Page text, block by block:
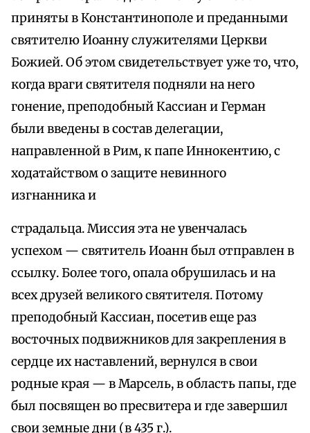
приняты в Константинополе и преданными
святителю Иоанну служителями Церкви
Божией. Об этом свидетельствует уже то, что,
когда враги святителя подняли на него
гонение, преподобный Кассиан и Герман
были введены в состав делегации,
направленной в Рим, к папе Иннокентию, с
ходатайством о защите невинного
изгнанника и
страдальца. Миссия эта не увенчалась
успехом — святитель Иоанн был отправлен в
ссылку. Более того, опала обрушилась и на
всех друзей великого святителя. Потому
преподобный Кассиан, посетив еще раз
восточных подвижников для закрепления в
сердце их наставлений, вернулся в свои
родные края — в Марсель, в область папы, где
был посвящен во пресвитера и где завершил
свои земные дни (в 435 г.).